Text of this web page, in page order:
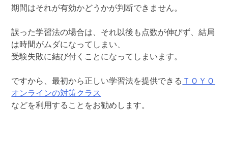
期間はそれが有効かどうかが判断できません。
誤った学習法の場合は、それ以後も点数が伸びず、結局
は時間がムダになってしまい、
受験失敗に結び付くことになってしまいます。
ですから、最初から正しい学習法を提供できる ＴＯＹＯ
オンラインの対策クラス
などを利用することをお勧めします。